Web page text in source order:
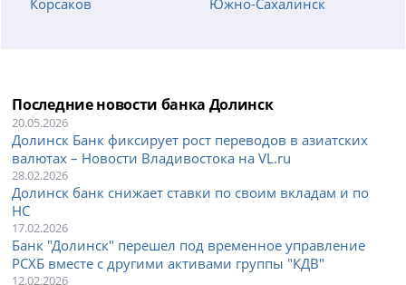
Корсаков Южно-Сахалинск
Последние новости банка Долинск
20.05.2026
Долинск Банк фиксирует рост переводов в азиатских
валютах – Новости Владивостока на VL.ru
28.02.2026
Долинск банк снижает ставки по своим вкладам и по
НС
17.02.2026
Банк "Долинск" перешел под временное управление
РСХБ вместе с другими активами группы "КДВ"
12.02.2026